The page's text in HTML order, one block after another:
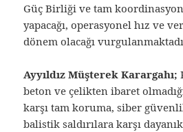
Güç Birliği ve tam
yapacağı, operasyonel hız ve
dönem olacağı
Ayyıldız Müşterek Karargahı;
beton ve çelikten ibaret
karşı tam koruma, siber
balistik saldırılara karşı